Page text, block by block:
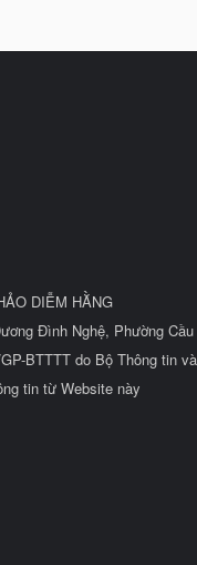
DIỄM HẰNG
Đình Nghệ, Phường
BTTTT do Bộ Thông tin
tin từ Website này